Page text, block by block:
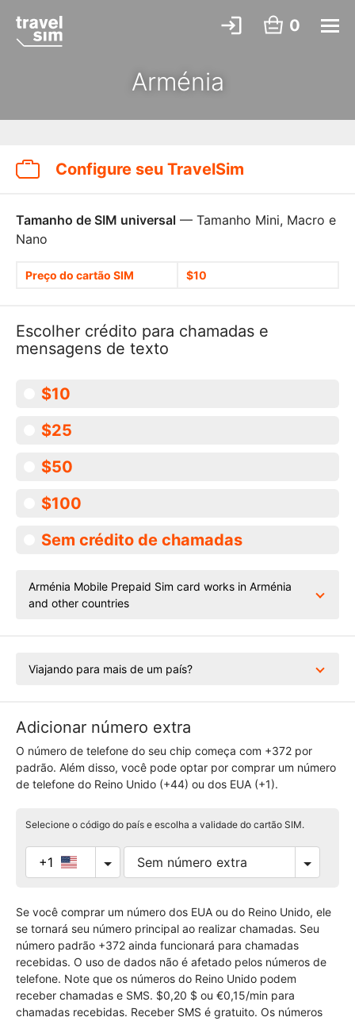
0
Arménia
Configure seu TravelSim
Tamanho de SIM universal — Tamanho Mini, Macro e
Nano
Preço do cartão SIM $10
Escolher crédito para chamadas e
mensagens de texto
$10
$25
$50
$100
Sem crédito de chamadas
Arménia Mobile Prepaid Sim card works in Arménia
and other countries
Viajando para mais de um país?
Adicionar número extra
O número de telefone do seu chip começa com +372 por
padrão. Além disso, você pode optar por comprar um número
de telefone do Reino Unido (+44) ou dos EUA (+1).
Selecione o código do país e escolha a validade do cartão SIM.
+1
Se você comprar um número dos EUA ou do Reino Unido, ele
se tornará seu número principal ao realizar chamadas. Seu
número padrão +372 ainda funcionará para chamadas
recebidas. O uso de dados não é afetado pelos números de
telefone. Note que os números do Reino Unido podem
receber chamadas e SMS. $0,20 $ ou €0,15/min para
chamadas recebidas. Receber SMS é gratuito. Os números